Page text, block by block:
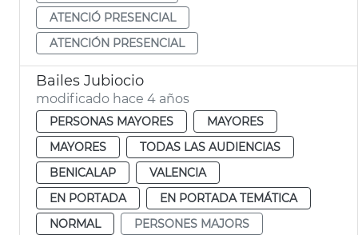
ATENCIÓ PRESENCIAL
ATENCIÓN PRESENCIAL
Bailes Jubiocio
modificado hace 4 años
PERSONAS MAYORES
MAYORES
MAYORES
TODAS LAS AUDIENCIAS
BENICALAP
VALENCIA
EN PORTADA
EN PORTADA TEMÁTICA
NORMAL
PERSONES MAJORS